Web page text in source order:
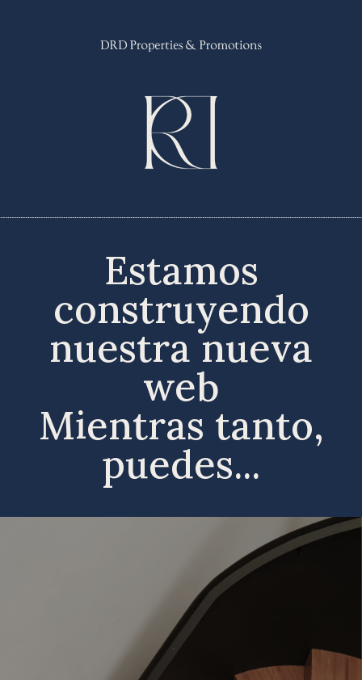
Estamos
construyendo
nuestra nueva
web
Mientras tanto,
puedes...